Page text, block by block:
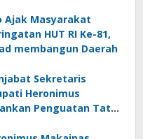
Ajak Masyarakat
HUT RI Ke-81,
membangun Daerah
Sekretaris
Heronimus
Penguatan Tata